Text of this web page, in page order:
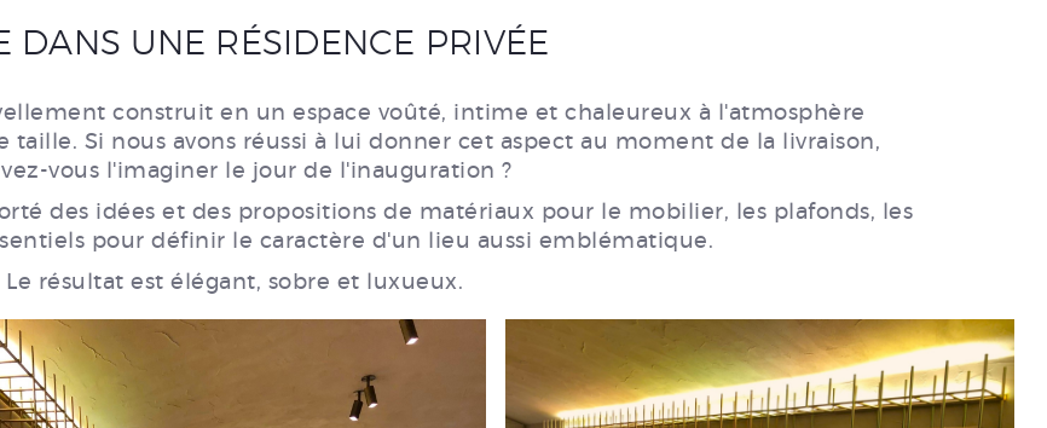
DANS UNE RÉSIDENCE PRIVÉE
construit en un espace voûté, intime et chaleureux à l'atmosphère
Si nous avons réussi à lui donner cet aspect au moment de la livraison,
vous l'imaginer le jour de l'inauguration ?
des idées et des propositions de matériaux pour le mobilier, les plafonds, les
pour définir le caractère d'un lieu aussi emblématique.
Le résultat est élégant, sobre et luxueux.